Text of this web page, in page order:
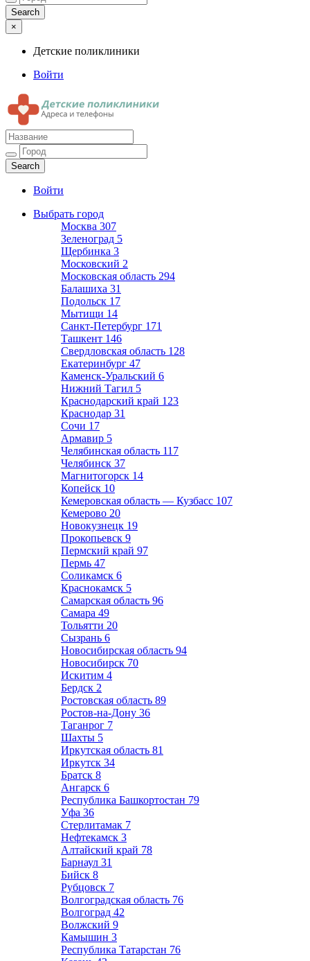
×
Детские поликлиники
Войти
Детские поликлиники
Адреса и телефоны поликлиник
Войти
Выбрать город
Москва 307
Зеленоград 5
Щербинка 3
Московский 2
Московская область 294
Балашиха 31
Подольск 17
Мытищи 14
Санкт-Петербург 171
Ташкент 146
Свердловская область 128
Екатеринбург 47
Каменск-Уральский 6
Нижний Тагил 5
Краснодарский край 123
Краснодар 31
Сочи 17
Армавир 5
Челябинская область 117
Челябинск 37
Магнитогорск 14
Копейск 10
Кемеровская область — Кузбасс 107
Кемерово 20
Новокузнецк 19
Прокопьевск 9
Пермский край 97
Пермь 47
Соликамск 6
Краснокамск 5
Самарская область 96
Самара 49
Тольятти 20
Сызрань 6
Новосибирская область 94
Новосибирск 70
Искитим 4
Бердск 2
Ростовская область 89
Ростов-на-Дону 36
Таганрог 7
Шахты 5
Иркутская область 81
Иркутск 34
Братск 8
Ангарск 6
Республика Башкортостан 79
Уфа 36
Стерлитамак 7
Нефтекамск 3
Алтайский край 78
Барнаул 31
Бийск 8
Рубцовск 7
Волгоградская область 76
Волгоград 42
Волжский 9
Камышин 3
Республика Татарстан 76